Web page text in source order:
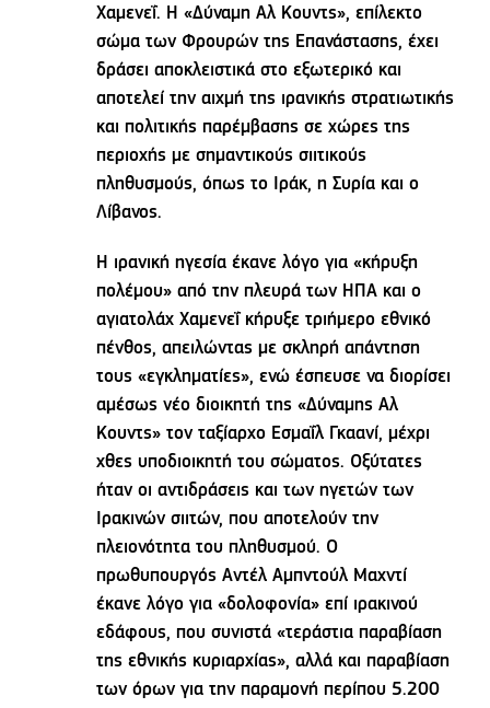
Χαμενεΐ. Η «Δύναμη Αλ Κουντς», επίλεκτο
σώμα των Φρουρών της Επανάστασης, έχει
δράσει αποκλειστικά στο εξωτερικό και
αποτελεί την αιχμή της ιρανικής στρατιωτικής
και πολιτικής παρέμβασης σε χώρες της
περιοχής με σημαντικούς σιιτικούς
πληθυσμούς, όπως το Ιράκ, η Συρία και ο
Λίβανος.
Η ιρανική ηγεσία έκανε λόγο για «κήρυξη
πολέμου» από την πλευρά των ΗΠΑ και ο
αγιατολάχ Χαμενεΐ κήρυξε τριήμερο εθνικό
πένθος, απειλώντας με σκληρή απάντηση
τους «εγκληματίες», ενώ έσπευσε να διορίσει
αμέσως νέο διοικητή της «Δύναμης Αλ
Κουντς» τον ταξίαρχο Εσμαΐλ Γκαανί, μέχρι
χθες υποδιοικητή του σώματος. Οξύτατες
ήταν οι αντιδράσεις και των ηγετών των
Ιρακινών σιιτών, που αποτελούν την
πλειονότητα του πληθυσμού. Ο
πρωθυπουργός Αντέλ Αμπντούλ Μαχντί
έκανε λόγο για «δολοφονία» επί ιρακινού
εδάφους, που συνιστά «τεράστια παραβίαση
της εθνικής κυριαρχίας», αλλά και παραβίαση
των όρων για την παραμονή περίπου 5.200